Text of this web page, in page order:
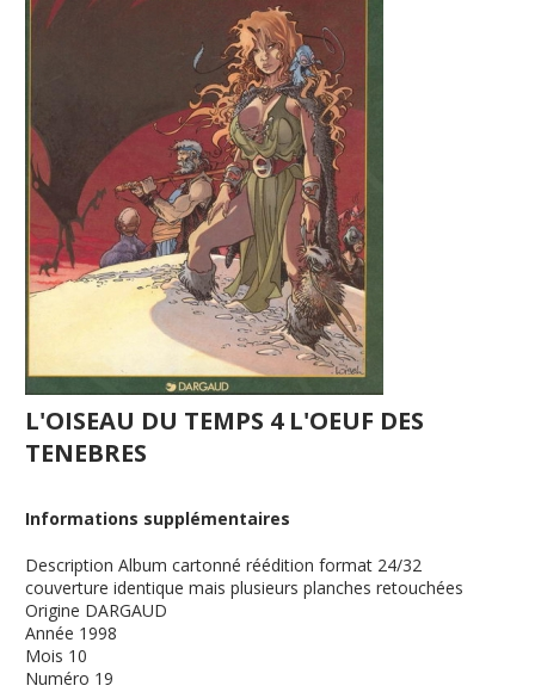
L'OISEAU DU TEMPS 4 L'OEUF DES
TENEBRES
Informations supplémentaires
Description Album cartonné réédition format 24/32
couverture identique mais plusieurs planches retouchées
Origine DARGAUD
Année 1998
Mois 10
Numéro 19